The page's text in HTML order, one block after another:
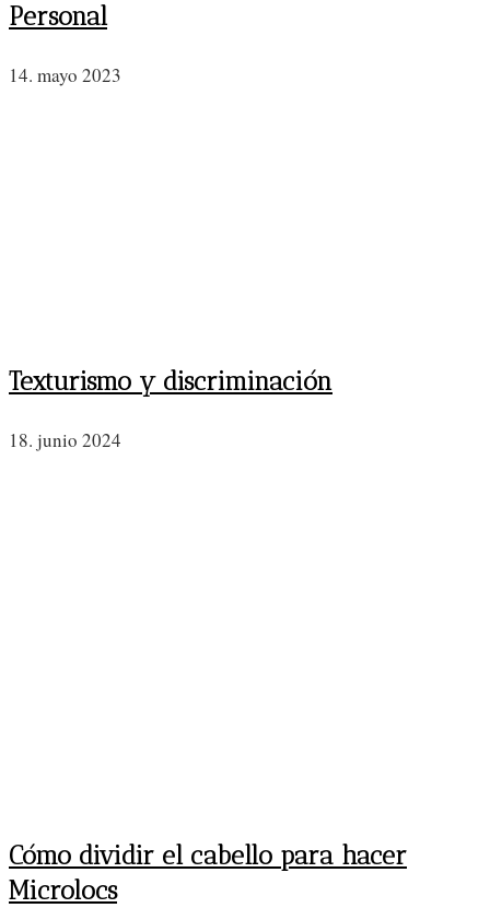
Personal
14. mayo 2023
Texturismo y discriminación
18. junio 2024
Cómo dividir el cabello para hacer
Microlocs